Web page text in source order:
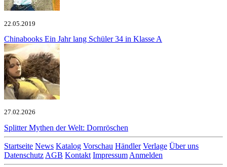
22.05.2019
Chinabooks Ein Jahr lang Schüler 34 in Klasse A
27.02.2026
SplitterMythen der Welt: Dornröschen
Startseite News Katalog Vorschau Händler Verlage Über uns
Datenschutz AGB Kontakt Impressum Anmelden